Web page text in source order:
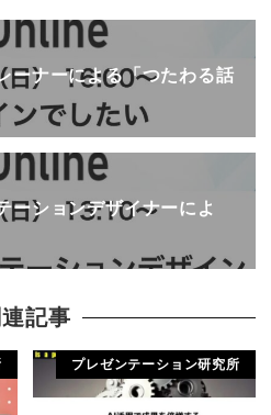
ーナーによる「つたわる話
ーションデザイナーによ
記事
プレゼンテーション研究所